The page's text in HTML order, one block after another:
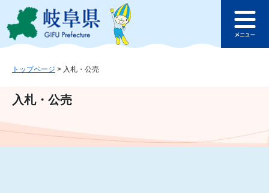
ジ
ュ
文
このページの本文へ
ュ
トップページ > 入札・公売
入札・公売